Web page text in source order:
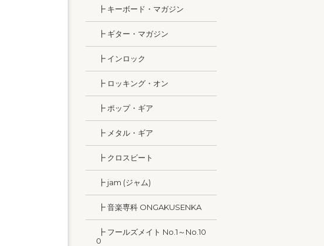
┣ キーボード・マガジン
┣ ギター・マガジン
┣ インロック
┣ ロッキング・オン
┣ ポップ・ギア
┣ メタル・ギア
┣ クロスビート
┣ jam (ジャム)
┣ 音楽専科 ONGAKUSENKA
┣ フールズメイト No.1～No.10
0